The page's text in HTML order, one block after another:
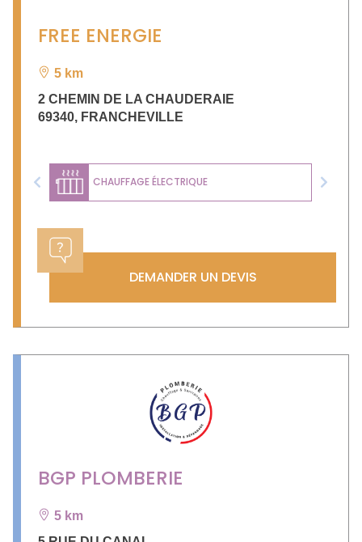
FREE ENERGIE
5 km
2 CHEMIN DE LA CHAUDERAIE
69340, FRANCHEVILLE
CHAUFFAGE ÉLECTRIQUE
Previous Next
DEMANDER UN DEVIS
BGP PLOMBERIE
5 km